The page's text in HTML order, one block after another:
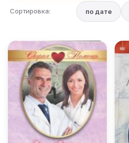
Сортировка: по дате